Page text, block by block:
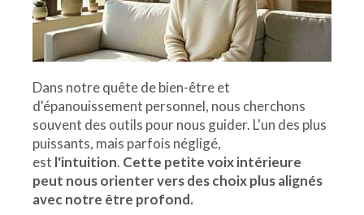
Dans notre quête de bien-être et
d'épanouissement personnel, nous cherchons
souvent des outils pour nous guider. L'un des plus
puissants, mais parfois négligé,
est l'intuition. Cette petite voix intérieure
peut nous orienter vers des choix plus alignés
avec notre être profond.